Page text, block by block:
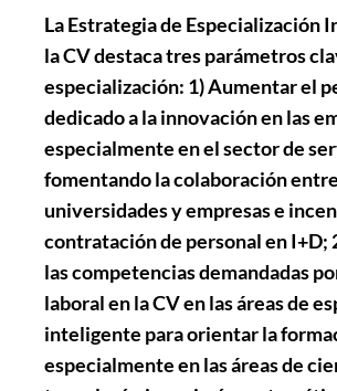
La Estrategia de Especialización
la CV destaca tres parámetros
especialización: 1) Aumentar el
dedicado a la innovación en las
especialmente en el sector de
fomentando la colaboración entre
universidades y empresas e
contratación de personal en I+D;
las competencias demandadas
laboral en la CV en las áreas de
inteligente para orientar la
especialmente en las áreas de